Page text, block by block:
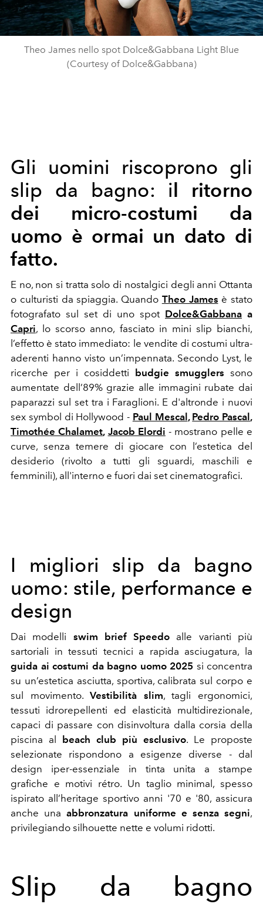
Theo James nello spot Dolce&Gabbana Light Blue
(Courtesy of Dolce&Gabbana)
Gli uomini riscoprono gli
slip da bagno: il ritorno
dei micro-costumi da
uomo è ormai un dato di
fatto.
E no, non si tratta solo di nostalgici degli anni Ottanta
o culturisti da spiaggia. Quando Theo James è stato
fotografato sul set di uno spot Dolce&Gabbana a
Capri, lo scorso anno, fasciato in mini slip bianchi,
l’effetto è stato immediato: le vendite di costumi ultra-
aderenti hanno visto un’impennata. Secondo Lyst, le
ricerche per i cosiddetti
budgie smugglers sono
aumentate dell’89% grazie alle immagini rubate dai
paparazzi sul set tra i Faraglioni. E d'altronde i nuovi
sex symbol di Hollywood - Paul Mescal , Pedro Pascal ,
Timothée Chalamet, Jacob Elordi - mostrano pelle e
curve, senza temere di giocare con l’estetica del
desiderio (rivolto a tutti gli sguardi, maschili e
femminili), all'interno e fuori dai set cinematografici.
I migliori slip da bagno
uomo: stile, performance e
design
Dai modelli swim brief Speedo alle varianti più
sartoriali in tessuti tecnici a rapida asciugatura, la
guida ai costumi da bagno uomo 2025 si concentra
su un’estetica asciutta, sportiva, calibrata sul corpo e
sul movimento.Vestibilità slim, tagli ergonomici,
tessuti idrorepellenti ed elasticità multidirezionale,
capaci di passare con disinvoltura dalla corsia della
piscina al
beach club più esclusivo. Le proposte
selezionate rispondono a esigenze diverse - dal
design iper-essenziale in tinta unita a stampe
grafiche e motivi rétro. Un taglio minimal, spesso
ispirato all’heritage sportivo anni '70 e '80, assicura
anche unaabbronzatura uniforme e senza segni,
privilegiando silhouette nette e volumi ridotti.
Slip da bagno